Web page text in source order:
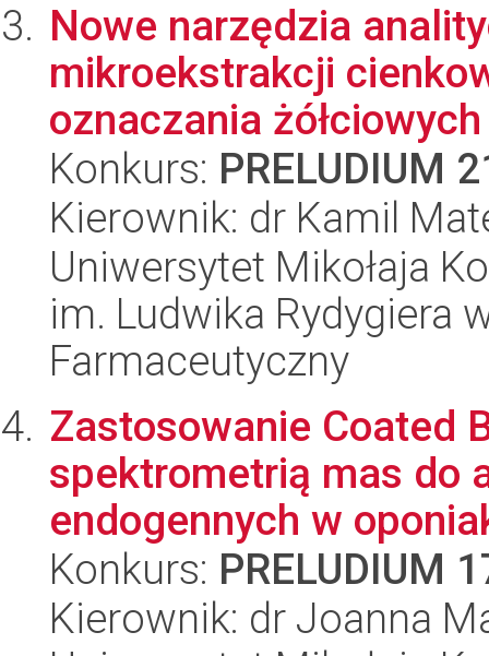
Nowe narzędzia
mikroekstrakcji
oznaczania
Konkurs: PRELUDIUM
Kierownik: dr Kamil
Uniwersytet Mikołaja
im. Ludwika Rydygiera
Farmaceutyczny
Zastosowanie Coated
spektrometrią mas do
endogennych w
Konkurs: PRELUDIUM
Kierownik: dr Joanna